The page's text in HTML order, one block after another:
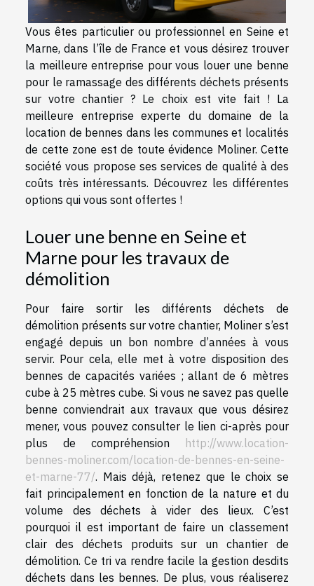
Vous êtes particulier ou professionnel en Seine et
Marne, dans l’île de France et vous désirez trouver
la meilleure entreprise pour vous louer une benne
pour le ramassage des différents déchets présents
sur votre chantier ? Le choix est vite fait ! La
meilleure entreprise experte du domaine de la
location de bennes dans les communes et localités
de cette zone est de toute évidence Moliner. Cette
société vous propose ses services de qualité à des
coûts très intéressants. Découvrez les différentes
options qui vous sont offertes !
Louer une benne en Seine et
Marne pour les travaux de
démolition
Pour faire sortir les différents déchets de
démolition présents sur votre chantier, Moliner s’est
engagé depuis un bon nombre d’années à vous
servir. Pour cela, elle met à votre disposition des
bennes de capacités variées ; allant de 6 mètres
cube à 25 mètres cube. Si vous ne savez pas quelle
benne conviendrait aux travaux que vous désirez
mener, vous pouvez consulter le lien ci-après pour
plus de compréhension http://www.location-
bennes-moliner.com/location-de-bennes-en-seine-
et-marne-77/. Mais déjà, retenez que le choix se
fait principalement en fonction de la nature et du
volume des déchets à vider des lieux. C’est
pourquoi il est important de faire un classement
clair des déchets produits sur un chantier de
démolition. Ce tri va rendre facile la gestion desdits
déchets dans les bennes. De plus, vous réaliserez